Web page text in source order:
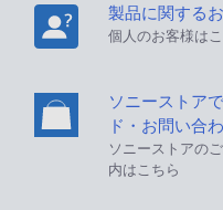
製品に関する
個人のお客様は
ソニーストア
ド・お問い合
ソニーストアの
内はこちら